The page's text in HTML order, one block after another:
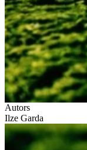
Autors
Ilze Garda